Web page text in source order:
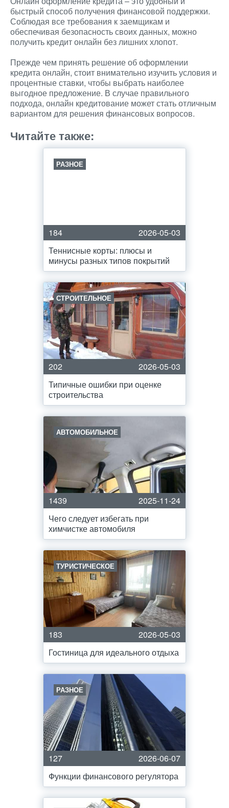
быстрый способ получения финансовой поддержки.
Соблюдая все требования к заемщикам и
обеспечивая безопасность своих данных, можно
получить кредит онлайн без лишних хлопот.
Прежде чем принять решение об оформлении
кредита онлайн, стоит внимательно изучить условия и
процентные ставки, чтобы выбрать наиболее
выгодное предложение. В случае правильного
подхода, онлайн кредитование может стать отличным
вариантом для решения финансовых вопросов.
Читайте также:
РАЗНОЕ
184
2026-05-03
Теннисные корты: плюсы и
минусы разных типов покрытий
СТРОИТЕЛЬНОЕ
202
2026-05-03
Типичные ошибки при оценке
строительства
АВТОМОБИЛЬНОЕ
1439
2025-11-24
Чего следует избегать при
химчистке автомобиля
ТУРИСТИЧЕСКОЕ
183
2026-05-03
Гостиница для идеального отдыха
РАЗНОЕ
127
2026-06-07
Функции финансового регулятора